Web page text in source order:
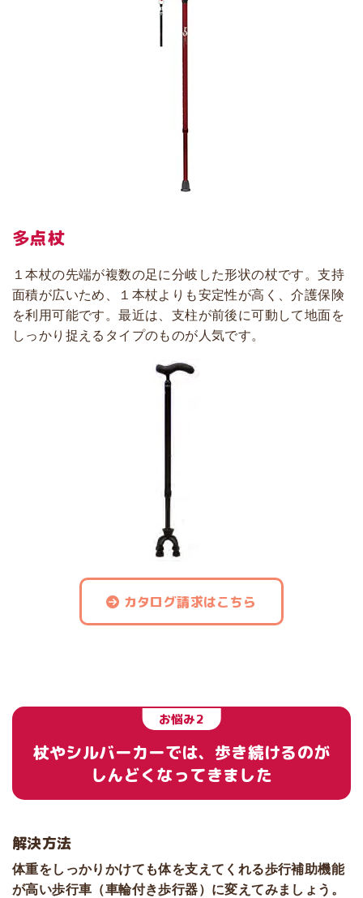
多点杖
１本杖の先端が複数の足に分岐した形状の杖です。支持
面積が広いため、１本杖よりも安定性が高く、介護保険
を利用可能です。最近は、支柱が前後に可動して地面を
しっかり捉えるタイプのものが人気です。
カタログ請求はこちら
お悩み2
杖やシルバーカーでは、歩き続けるのが
しんどくなってきました
解決方法
体重をしっかりかけても体を支えてくれる歩行補助機能
が高い歩行車（車輪付き歩行器）に変えてみましょう。